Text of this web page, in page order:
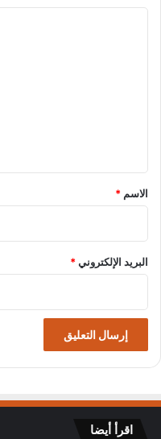
*
الاسم *
البريد الإلكتروني*
اقرأ أيضا